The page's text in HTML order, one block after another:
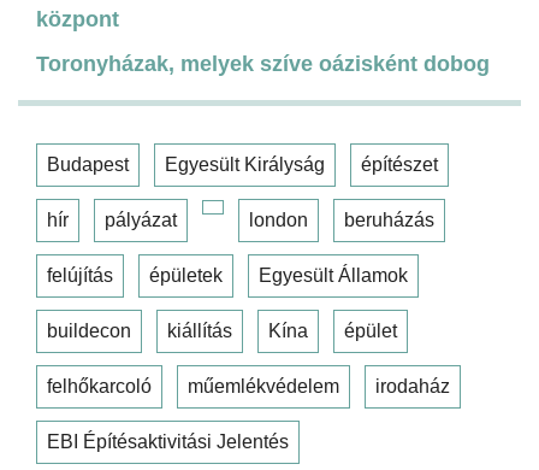
központ
Toronyházak, melyek szíve oázisként dobog
Budapest Egyesült Királyság építészet
hír pályázat london beruházás
felújítás épületek Egyesült Államok
buildecon kiállítás Kína épület
felhőkarcoló műemlékvédelem irodaház
EBI Építésaktivitási Jelentés